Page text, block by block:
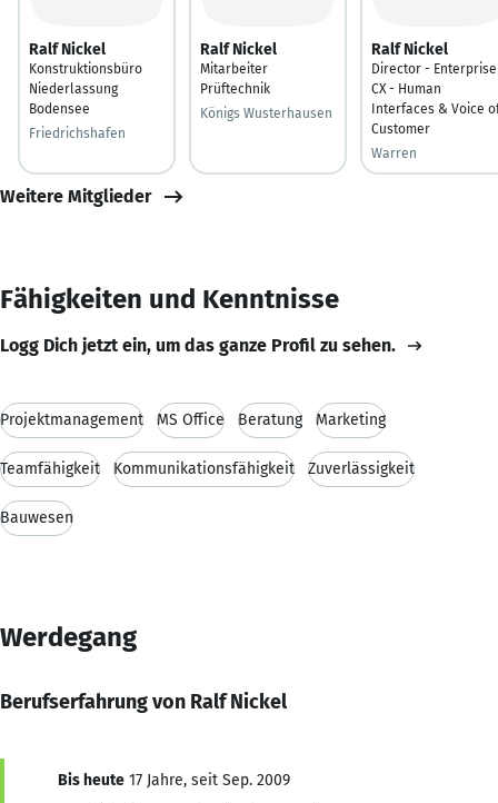
Ralf Nickel
Konstruktionsbüro
Niederlassung
Bodensee
Friedrichshafen
Ralf Nickel
Mitarbeiter
Prüftechnik
Königs Wusterhausen
Ralf Nickel
Director - Enterprise
CX - Human
Interfaces & Voice
Customer
Warren
Weitere Mitglieder
Fähigkeiten und Kenntnisse
Logg Dich jetzt ein, um das ganze Profil zu sehen.
Projektmanagement MS Office Beratung Marketing
Teamfähigkeit Kommunikationsfähigkeit Zuverlässigkeit
Bauwesen
Werdegang
Berufserfahrung von Ralf Nickel
Bis heute 17 Jahre, seit Sep. 2009